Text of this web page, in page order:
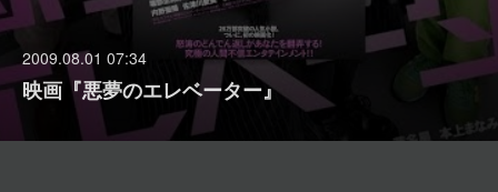
2009.08.01 07:34
映画『悪夢のエレベーター』